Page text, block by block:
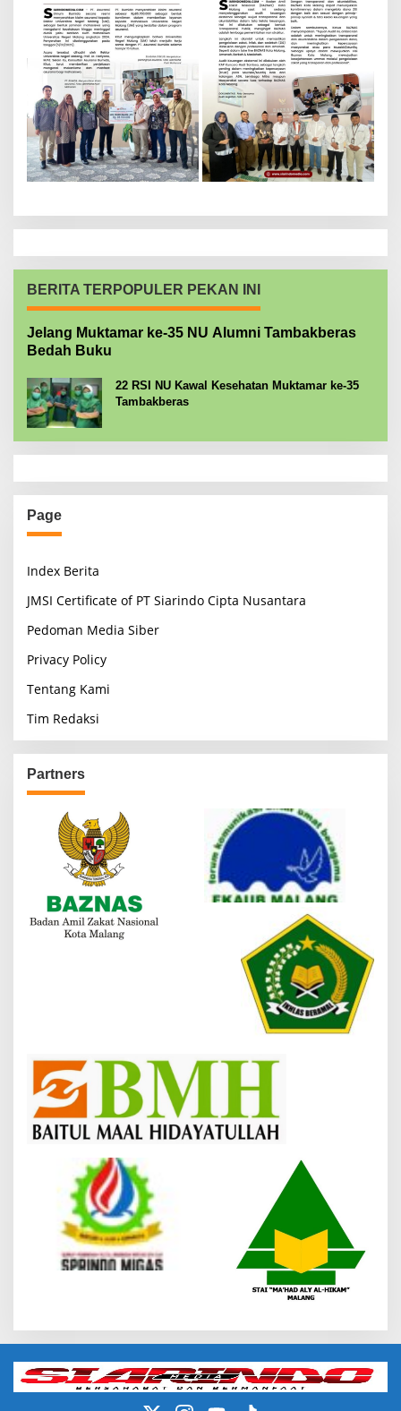
BERITA TERPOPULER PEKAN INI
Jelang Muktamar ke-35 NU Alumni Tambakberas
Bedah Buku
22 RSI NU Kawal Kesehatan Muktamar ke-35
Tambakberas
Page
Index Berita
JMSI Certificate of PT Siarindo Cipta Nusantara
Pedoman Media Siber
Privacy Policy
Tentang Kami
Tim Redaksi
Partners